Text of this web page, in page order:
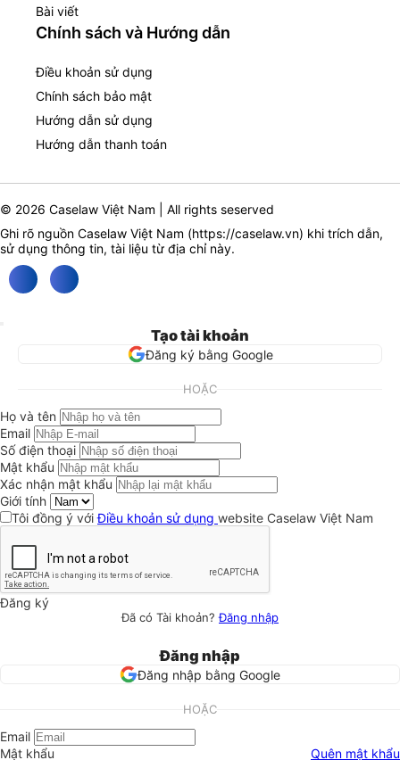
Bài viết
Chính sách và Hướng dẫn
Điều khoản sử dụng
Chính sách bảo mật
Hướng dẫn sử dụng
Hướng dẫn thanh toán
© 2026 Caselaw Việt Nam | All rights seserved
Ghi rõ nguồn Caselaw Việt Nam (https://caselaw.vn) khi trích dẫn,
sử dụng thông tin, tài liệu từ địa chỉ này.
Tạo tài khoản
Đăng ký bằng Google
HOẶC
Họ và tên
Email
Số điện thoại
Mật khẩu
Xác nhận mật khẩu
Giới tính
Tôi đồng ý vớiĐiều khoản sử dụng website Caselaw Việt Nam
Đăng ký
Đã có Tài khoản?Đăng nhập
Đăng nhập
Đăng nhập bằng Google
HOẶC
Email
Mật khẩu
Quên mật khẩu